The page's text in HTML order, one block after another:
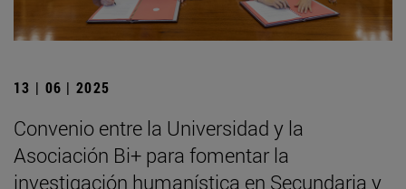
13 | 06 | 2025
Convenio entre la Universidad y la
Asociación Bi+ para fomentar la
investigación humanística en Secundaria y